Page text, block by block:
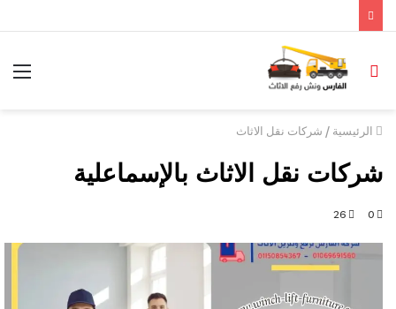
الرئيسية / شركات نقل الاثاث
شركات نقل الاثاث بالإسماعلية
0
26